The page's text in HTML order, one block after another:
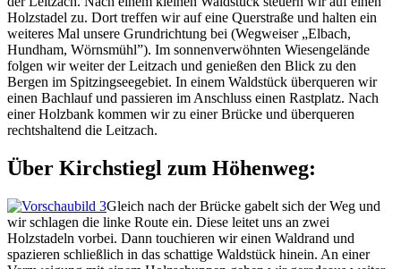
Holzstadel zu. Dort treffen wir auf eine Querstraße und halten ein
weiteres Mal unsere Grundrichtung bei (Wegweiser „Elbach,
Hundham, Wörnsmühl”). Im sonnenverwöhnten Wiesengelände
folgen wir weiter der Leitzach und genießen den Blick zu den
Bergen im Spitzingseegebiet. In einem Waldstück überqueren wir
einen Bachlauf und passieren im Anschluss einen Rastplatz. Nach
einer Holzbank kommen wir zu einer Brücke und überqueren
rechtshaltend die Leitzach.
Über Kirchstiegl zum Höhenweg:
Gleich nach der Brücke gabelt sich der Weg und
wir schlagen die linke Route ein. Diese leitet uns an zwei
Holzstadeln vorbei. Dann touchieren wir einen Waldrand und
spazieren schließlich in das schattige Waldstück hinein. An einer